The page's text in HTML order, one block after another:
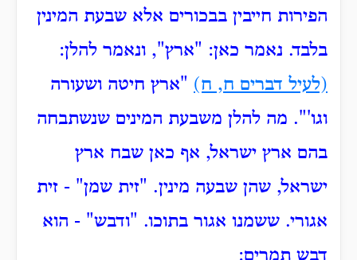
הפירות חייבין בבכורים אלא שבעת המינין
בלבד. נאמר כאן: "ארץ", ונאמר להלן:
(לעיל דברים ח, ח) "ארץ חיטה ושעורה
וגו'". מה להלן משבעת המינים שנשתבחה
בהם ארץ ישראל, אף כאן שבח ארץ
ישראל, שהן שבעה מינין. "זית שמן" - זית
אגורי. ששמנו אגור בתוכו. "ודבש" - הוא
דבש תמרים: